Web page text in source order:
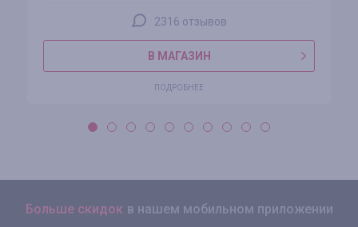
2316 отзывов
В МАГАЗИН
ПОДРОБНЕЕ
Больше скидок в нашем мобильном приложении